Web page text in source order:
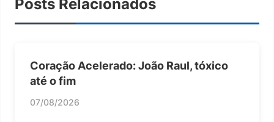
Posts Relacionados
Coração Acelerado: João Raul, tóxico
até o fim
07/08/2026